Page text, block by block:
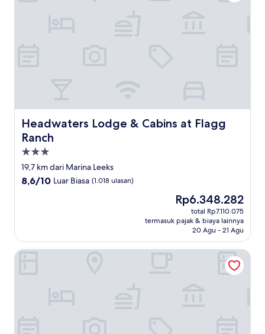
Headwaters Lodge & Cabins at Flagg
Ranch
Headwaters Lodge & Cabins at Flagg Ranch
Properti
bintang
3.0
19,7 km dari Marina Leeks
8.6
ulasan)
8,6/10 Luar Biasa (1.018 ulasan)
Harga
sekarang
Rp6.348.282
Rp6.348.282
total Rp7.110.075
termasuk pajak & biaya lainnya
20 Agu - 21 Agu
Buffalo Valley Ranch